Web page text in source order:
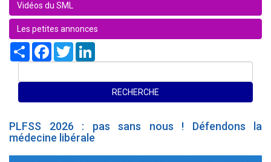
Vidéos du SML
Les petites annonces
Share FacebookTwitter
PLFSS 2026 : pas sans nous ! Défendons la
médecine libérale